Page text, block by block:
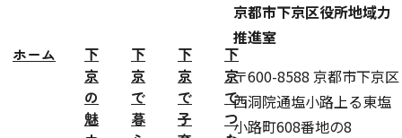
ホーム
下
京
の
魅
下
京
で
暮
下
京
で
子
下
京
で
つ
京都市下京区役所地域力
推進室
〒600-8588 京都市下京区
西洞院通塩小路上る東塩
小路町608番地の8